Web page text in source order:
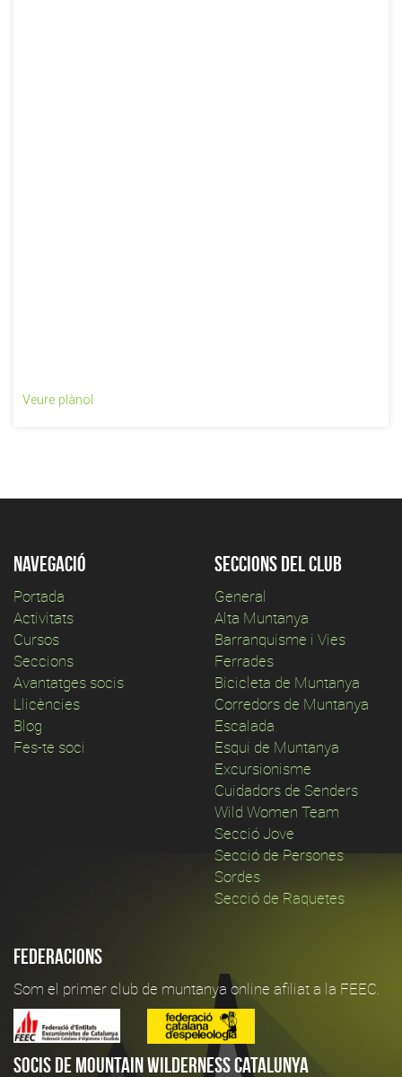
Veure plànol
Navegació
Portada
Activitats
Cursos
Seccions
Avantatges socis
Llicències
Blog
Fes-te soci
Seccions del club
General
Alta Muntanya
Barranquisme i Vies
Ferrades
Bicicleta de Muntanya
Corredors de Muntanya
Escalada
Esqui de Muntanya
Excursionisme
Cuidadors de Senders
Wild Women Team
Secció Jove
Secció de Persones
Sordes
Secció de Raquetes
Federacions
Som el primer club de muntanya online afiliat a la FEEC.
Socis de Mountain Wilderness Catalunya